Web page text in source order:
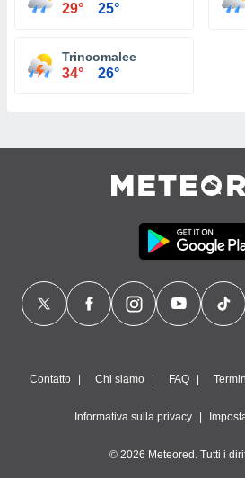
29° 25°
Trincomalee
34° 26°
Contatto Chi siamo FAQ
Informativa sulla privacy
© 2026 Meteored. Tutti i